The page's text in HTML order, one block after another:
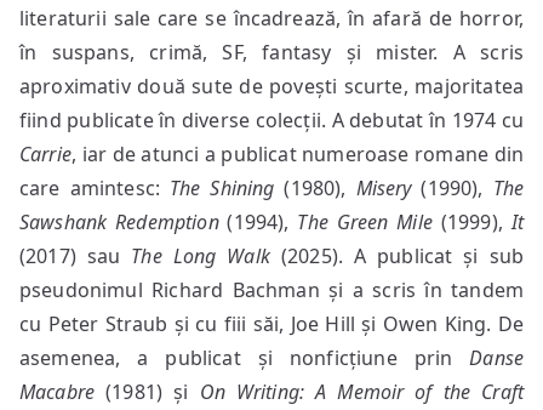
literaturii sale care se încadrează, în afară de horror,
în suspans, crimă, SF, fantasy și mister. A scris
aproximativ două sute de povești scurte, majoritatea
fiind publicate în diverse colecții. A debutat în 1974 cu
Carrie, iar de atunci a publicat numeroase romane din
care amintesc: The Shining (1980), Misery(1990), The
Sawshank Redemption(1994), The Green Mile(1999),It
(2017) sau The Long Walk(2025). A publicat și sub
pseudonimul Richard Bachman și a scris în tandem
cu Peter Straub și cu fiii săi, Joe Hill și Owen King. De
asemenea, a publicat și nonficțiune prinDanse
Macabre (1981) și On Writing: A Memoir of the Craft